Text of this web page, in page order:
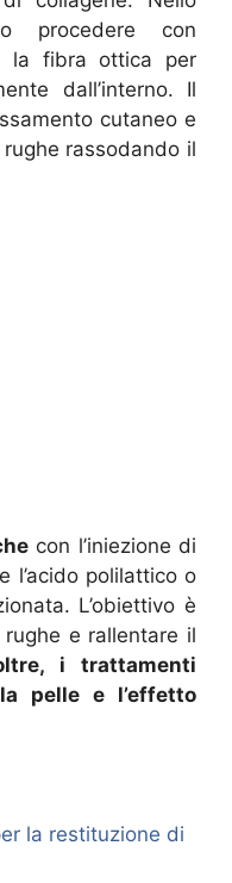
procedere con
la fibra ottica per
dall’interno. Il
cutaneo e
rassodando il
con l’iniezione di
l’acido polilattico o
L’obiettivo è
e rallentare il
i trattamenti
pelle e l’effetto
la restituzione di